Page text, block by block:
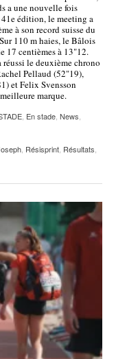
a une nouvelle fois
41e édition, le meeting a
à son record suisse du
110 m haies, le Bâlois
17 centièmes à 13"12.
réussi le deuxième chrono
Pellaud (52"19),
et Felix Svensson
marque.
, En stade, News,
, Résisprint, Résultats,